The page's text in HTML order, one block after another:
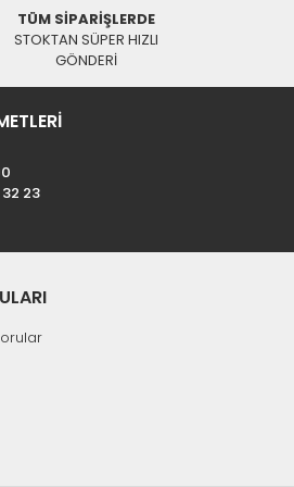
TÜM SİPARİŞLERDE
STOKTAN SÜPER HIZLI
GÖNDERİ
23